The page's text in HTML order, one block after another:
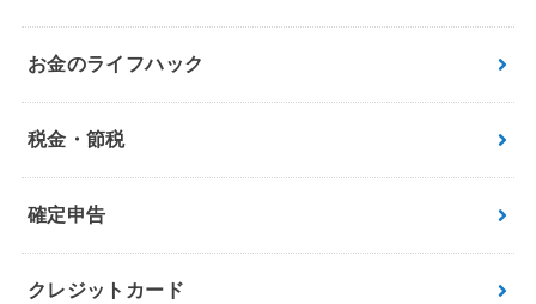
お金のライフハック
税金・節税
確定申告
クレジットカード